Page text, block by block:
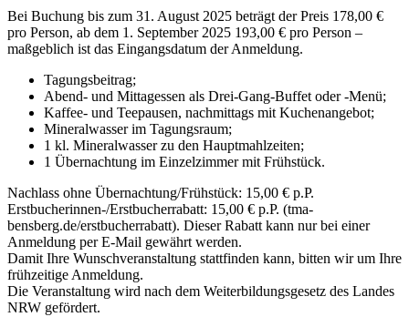
Bei Buchung bis zum 31. August 2025 beträgt der Preis 178,00 €
pro Person, ab dem 1. September 2025 193,00 € pro Person –
maßgeblich ist das Eingangsdatum der Anmeldung.
Tagungsbeitrag;
Abend- und Mittagessen als Drei-Gang-Buffet oder -Menü;
Kaffee- und Teepausen, nachmittags mit Kuchenangebot;
Mineralwasser im Tagungsraum;
1 kl. Mineralwasser zu den Hauptmahlzeiten;
1 Übernachtung im Einzelzimmer mit Frühstück.
Nachlass ohne Übernachtung/Frühstück: 15,00 € p.P.
Erstbucherinnen-/Erstbucherrabatt: 15,00 € p.P. (tma-
bensberg.de/erstbucherrabatt). Dieser Rabatt kann nur bei einer
Anmeldung per E-Mail gewährt werden.
Damit Ihre Wunschveranstaltung stattfinden kann, bitten wir um Ihre
frühzeitige Anmeldung.
Die Veranstaltung wird nach dem Weiterbildungsgesetz des Landes
NRW gefördert.